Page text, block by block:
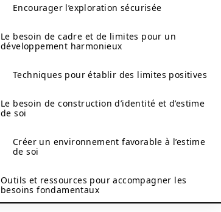
Encourager l’exploration sécurisée
Le besoin de cadre et de limites pour un
développement harmonieux
Techniques pour établir des limites positives
Le besoin de construction d’identité et d’estime
de soi
Créer un environnement favorable à l’estime
de soi
Outils et ressources pour accompagner les
besoins fondamentaux